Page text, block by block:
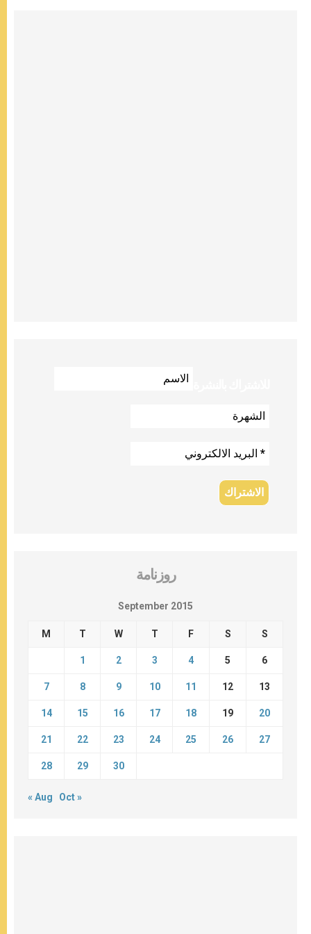
روزنامة
September 2015
M T W T F S S
1 2 3 4 5 6
7 8 9 10 11 12 13
14 15 16 17 18 19 20
21 22 23 24 25 26 27
28 29 30
« Aug Oct »